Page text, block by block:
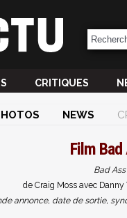
CRITIQUES
NEWS
Film
Bad Ass
de Craig Moss avec Danny
annonce, date de sortie,